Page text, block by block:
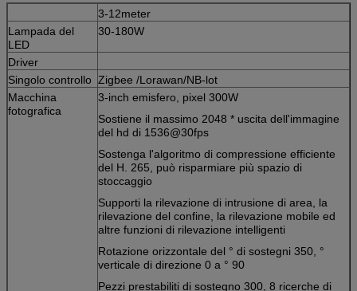
3-12meter
Lampada del
LED
30-180W
Driver
Singolo controllo Zigbee /Lorawan/NB-lot
Macchina
fotografica
3-inch emisfero, pixel 300W
Sostiene il massimo 2048 * uscita dell'immagine
del hd di 1536@30fps
Sostenga l'algoritmo di compressione efficiente
del H. 265, può risparmiare più spazio di
stoccaggio
Supporti la rilevazione di intrusione di area, la
rilevazione del confine, la rilevazione mobile ed
altre funzioni di rilevazione intelligenti
Rotazione orizzontale del ° di sostegni 350, °
verticale di direzione 0 a ° 90
Pezzi prestabiliti di sostegno 300, 8 ricerche di